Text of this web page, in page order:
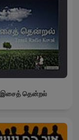
இசைத் தென்றல்